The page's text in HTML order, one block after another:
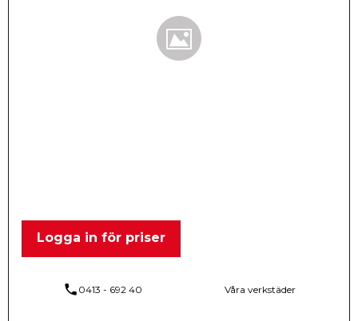
Logga in för priser
phone 0413 - 692 40 Våra verkstäder